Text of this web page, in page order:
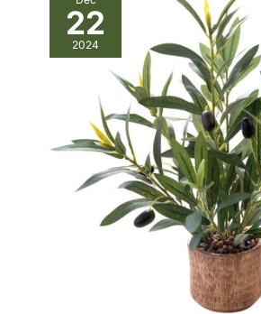
globales du produit : 122
cm (P) x 122 cm (L) x 183
cm (H) ; Dimensions du
pot en noir : 18 cm (P) x
18 cm (L) x 15 cm (H) ;
Les mesures sont
calculées à partir de
chaque dimension la plus
éloignée (cela dépend de
la façon dont vous pliez
les branches de palmier),
le pot noir est fabriqué en
ciment solide et lourd
pour empêcher les
enfants et les animaux de
le renverser, ces trois
troncs épais sont
suffisamment solides
pour y accrocher des
guirlandes lumineuses
LED ou des pendentifs
décoratifs, créant
facilement une
22
2024